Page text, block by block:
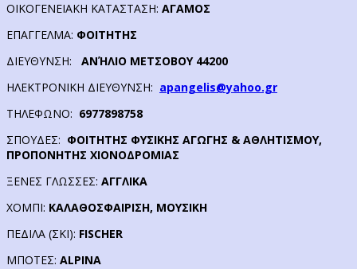
ΟΙΚΟΓΕΝΕΙΑΚΗ ΚΑΤΑΣΤΑΣΗ: ΑΓΑΜΟΣ
ΕΠΑΓΓΕΛΜΑ: ΦΟΙΤΗΤΗΣ
ΔΙΕΥΘΥΝΣΗ:
ΑΝΉΛΙΟ ΜΕΤΣΟΒΟΥ 44200
ΗΛΕΚΤΡΟΝΙΚΗ ΔΙΕΥΘΥΝΣΗ: apangelis@yahoo.gr
ΤΗΛΕΦΩΝΟ: 6977898758
ΣΠΟΥΔΕΣ: ΦΟΙΤΗΤΗΣ ΦΥΣΙΚΗΣ ΑΓΩΓΗΣ & ΑΘΛΗΤΙΣΜΟΥ,
ΠΡΟΠΟΝΗΤΗΣ ΧΙΟΝΟΔΡΟΜΙΑΣ
ΞΕΝΕΣ ΓΛΩΣΣΕΣ: ΑΓΓΛΙΚΑ
ΧΟΜΠΙ: ΚΑΛΑΘΟΣΦΑΙΡΙΣΗ, ΜΟΥΣΙΚΗ
ΠΕΔΙΛΑ (ΣΚΙ): FISCHER
MΠΟΤΕΣ: ALPINA